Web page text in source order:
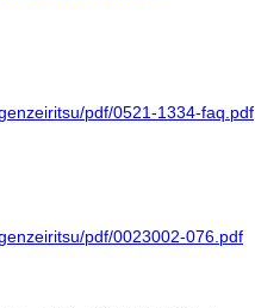
pdf/0521-1334-faq.pdf
pdf/0023002-076.pdf